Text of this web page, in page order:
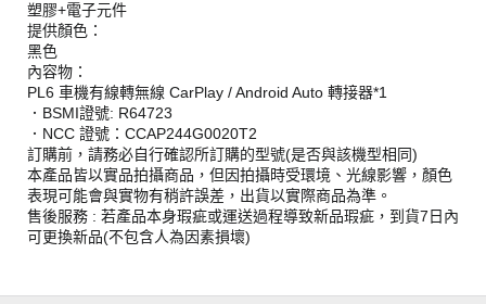
塑膠+電子元件
提供顏色：
黑色
內容物：
PL6 車機有線轉無線 CarPlay / Android Auto 轉接器*1
．BSMI證號: R64723
．NCC 證號：CCAP244G0020T2
訂購前，請務必自行確認所訂購的型號(是否與該機型相同)
本產品皆以實品拍攝商品，但因拍攝時受環境、光線影響，顏色
表現可能會與實物有稍許誤差，出貨以實際商品為準。
售後服務 : 若產品本身瑕疵或運送過程導致新品瑕疵，到貨7日內
可更換新品(不包含人為因素損壞)